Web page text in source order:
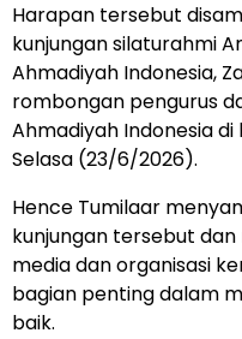
Harapan tersebut
kunjungan silaturahmi
Ahmadiyah Indonesia,
rombongan pengurus
Ahmadiyah Indonesia
Selasa (23/6/2026).
Hence Tumilaar
kunjungan tersebut
media dan organisasi
bagian penting dalam
baik.